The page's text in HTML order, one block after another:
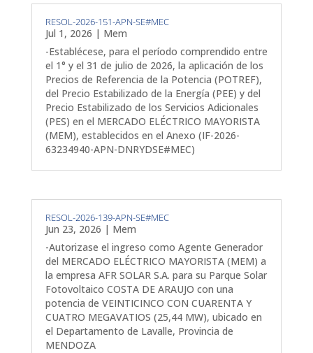
RESOL-2026-151-APN-SE#MEC
Jul 1, 2026 | Mem
-Establécese, para el período comprendido entre
el 1° y el 31 de julio de 2026, la aplicación de los
Precios de Referencia de la Potencia (POTREF),
del Precio Estabilizado de la Energía (PEE) y del
Precio Estabilizado de los Servicios Adicionales
(PES) en el MERCADO ELÉCTRICO MAYORISTA
(MEM), establecidos en el Anexo (IF-2026-
63234940-APN-DNRYDSE#MEC)
RESOL-2026-139-APN-SE#MEC
Jun 23, 2026 | Mem
-Autorizase el ingreso como Agente Generador
del MERCADO ELÉCTRICO MAYORISTA (MEM) a
la empresa AFR SOLAR S.A. para su Parque Solar
Fotovoltaico COSTA DE ARAUJO con una
potencia de VEINTICINCO CON CUARENTA Y
CUATRO MEGAVATIOS (25,44 MW), ubicado en
el Departamento de Lavalle, Provincia de
MENDOZA